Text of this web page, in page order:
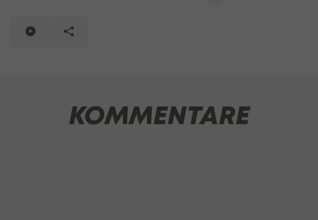
KOMMENTARE